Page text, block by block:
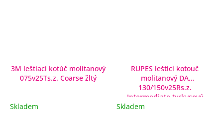
3M leštiaci kotúč molitanový
075v25Ts.z. Coarse žltý
Skladem
RUPES lešticí kotouč
molitanový DA
130/150v25Rs.z.
Intermediate tyrkysový
Skladem